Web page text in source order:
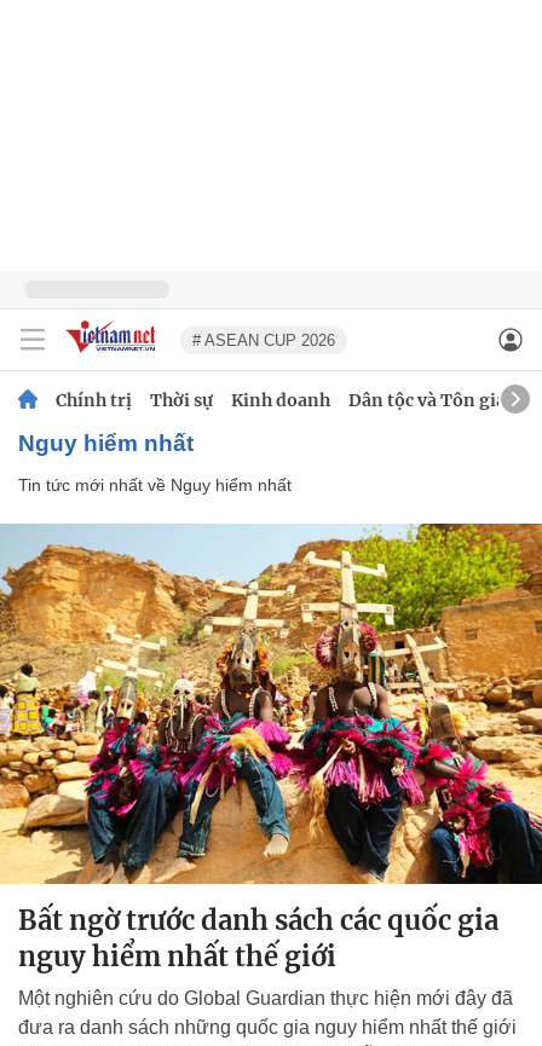
# ASEAN CUP 2026
Chính trị Thời sự Kinh doanh Dân tộc và Tôn giáo
Nguy hiểm nhất
Tin tức mới nhất về Nguy hiểm nhất
Bất ngờ trước danh sách các quốc gia
nguy hiểm nhất thế giới
Một nghiên cứu do Global Guardian thực hiện mới đây đã
đưa ra danh sách những quốc gia nguy hiểm nhất thế giới